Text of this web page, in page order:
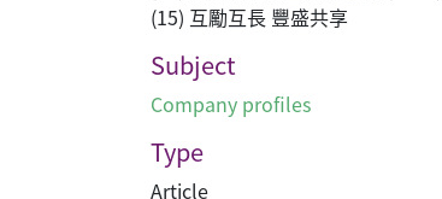
(15) 互勵互長 豐盛共享
Subject
Company profiles
Type
Article